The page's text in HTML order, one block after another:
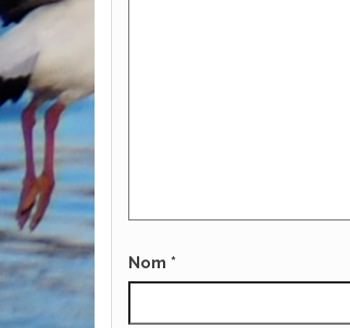
Nom *